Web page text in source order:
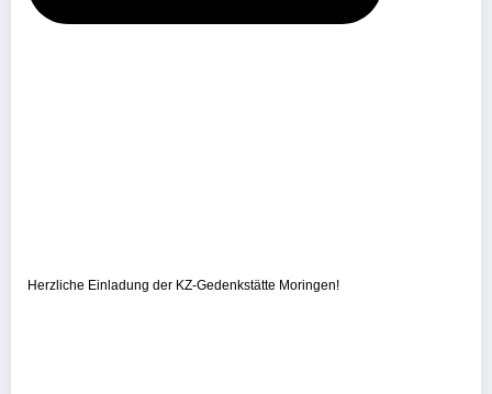
Herzliche Einladung der KZ-Gedenkstätte Moringen!